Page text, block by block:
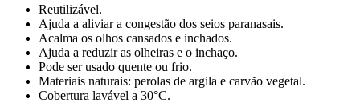
Reutilizável.
Ajuda a aliviar a congestão dos seios paranasais.
Acalma os olhos cansados e inchados.
Ajuda a reduzir as olheiras e o inchaço.
Pode ser usado quente ou frio.
Materiais naturais: perolas de argila e carvão vegetal.
Cobertura lavável a 30°C.